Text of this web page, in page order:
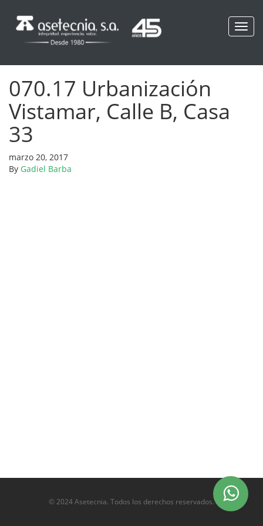
070.17 Urbanización
Vistamar, Calle B, Casa
33
marzo 20, 2017
By Gadiel Barba
© 2024 Asetecnia. Todos los derechos reservados.